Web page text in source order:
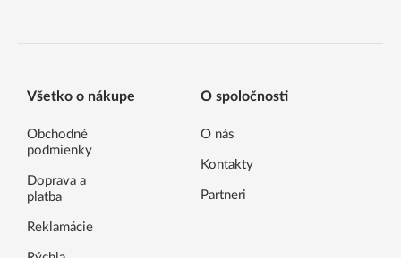
Všetko o nákupe
Obchodné
podmienky
Doprava a
platba
Reklamácie
O spoločnosti
O nás
Kontakty
Partneri